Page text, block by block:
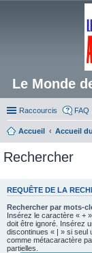
Le Monde
Raccourcis FAQ
Accueil Accueil
Rechercher
REQUÊTE DE LA
Rechercher par mots-
Insérez le caractère « +
doit être ignoré. Insérez
discontinues « | » si seul
comme métacaractère
partielles.